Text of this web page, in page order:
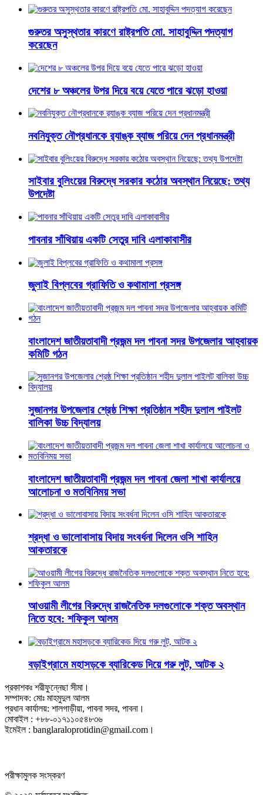
গুরুতর অসুস্থতার কারণে রাষ্ট্রপতি মো. সাহাবুদ্দিন পদত্যাগ
করেছেন
দেশের ৮ অঞ্চলের উপর দিয়ে বয়ে যেতে পারে ঝড়ো হাওয়া
নবনিযুক্ত নৌপ্রধানকে র‌্যাঙ্ক ব্যাজ পরিয়ে দেন প্রধানমন্ত্রী
সাইবার বুলিংয়ের বিরুদ্ধে সরকার কঠোর অবস্থান নিয়েছে: তথ্য
উপদেষ্টা
পাবনার সাঁথিয়ায় একটি সেতুর দাবি এলাকাবাসীর
জুলাই বিপ্লবের গ্রাফিতি ও কথামালা প্রসঙ্গ
বাংলাদেশ জাতীয়তাবাদী প্রজন্ম দল পাবনা সদর উপজেলার আহ্বায়ক
কমিটি গঠন
সুজানগর উপজেলার শ্রেষ্ঠ শিক্ষা প্রতিষ্ঠান শহীদ দুলাল পাইলট
বালিকা উচ্চ বিদ্যালয়
বাংলাদেশ জাতীয়তাবাদী প্রজন্ম দল পাবনা জেলা শাখা কার্যালয়ে
আলোচনা ও মতবিনিময় সভা
শ্রদ্ধা ও ভালোবাসায় বিদায় সংবর্ধনা দিলেন ওসি শাহিন
আকতারকে
আওয়ামী লীগের বিরুদ্ধে রাজনৈতিক দলগুলোকে শক্ত অবস্থান
নিতে হবে: শফিকুল আলম
বড়াইগ্রামে মহাসড়কে ব্যারিকেড দিয়ে গরু লুট, আটক ২
প্রকাশকঃ শরীফুন্নেছা সীমা।
সম্পাদক: মোঃ মাহমুদুল আলম
প্রধান কার্যালয়: শালগাড়ীয়া, পাবনা সদর, পাবনা।
মোবাইল : +৮৮-০১৭১১০৫৪৮৩৬
ইমেইল : banglaraloprotidin@gmail.com।
পরীক্ষামুলক সংস্করণ